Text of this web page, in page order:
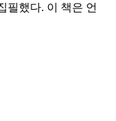
필했다. 이 책은 언